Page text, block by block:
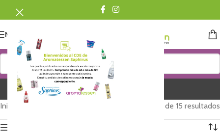
MENU
Shiny
Inicio Shiny Mostrando 1–12 de 15 resultados